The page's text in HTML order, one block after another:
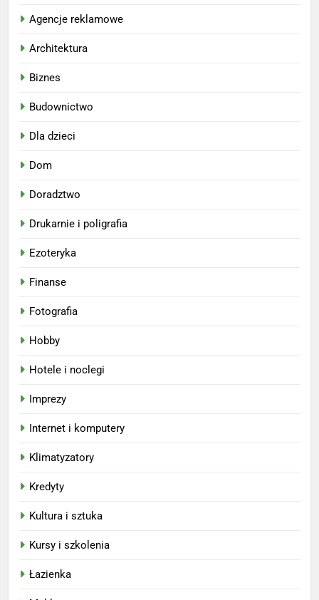
Agencje reklamowe
Architektura
Biznes
Budownictwo
Dla dzieci
Dom
Doradztwo
Drukarnie i poligrafia
Ezoteryka
Finanse
Fotografia
Hobby
Hotele i noclegi
Imprezy
Internet i komputery
Klimatyzatory
Kredyty
Kultura i sztuka
Kursy i szkolenia
Łazienka